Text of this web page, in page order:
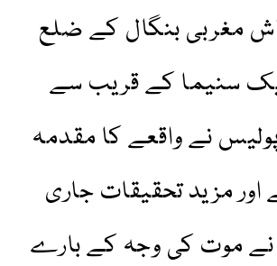
مغربی بنگال کے ضلع
سنیما کے قریب سے
نے واقعے کا مقدمہ
اور مزید تحقیقات جاری
موت کی وجہ کے بارے